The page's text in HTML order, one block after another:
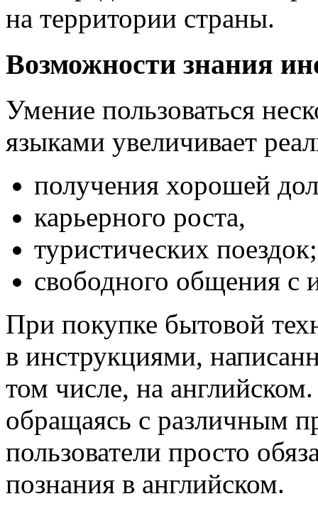
на территории страны.
Возможности знания
Умение пользоваться
языками увеличивает
получения хорошей
карьерного роста,
туристических поездок;
свободного общения с
При покупке бытовой
в инструкциями,
том числе, на
обращаясь с различным
пользователи просто
познания в английском.